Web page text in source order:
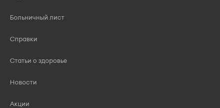
Больничный лист
Справки
Статьи о здоровье
Новости
Акции